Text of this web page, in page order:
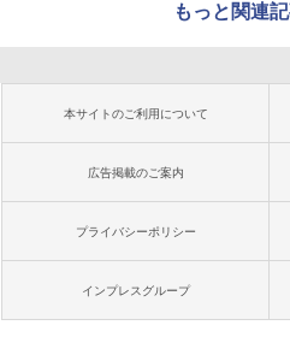
もっと関連
本サイトのご利用について
広告掲載のご案内
プライバシーポリシー
インプレスグループ